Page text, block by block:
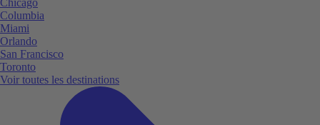
Columbia
Miami
Orlando
San Francisco
Toronto
Voir toutes les destinations